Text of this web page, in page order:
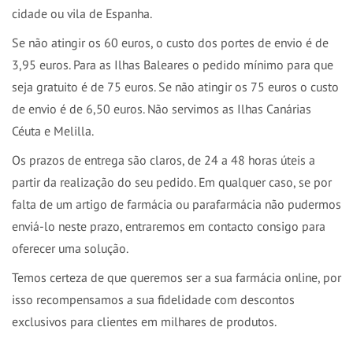
cidade ou vila de Espanha.
Se não atingir os 60 euros, o custo dos portes de envio é de
3,95 euros. Para as Ilhas Baleares o pedido mínimo para que
seja gratuito é de 75 euros. Se não atingir os 75 euros o custo
de envio é de 6,50 euros. Não servimos as Ilhas Canárias
Céuta e Melilla.
Os prazos de entrega são claros, de 24 a 48 horas úteis a
partir da realização do seu pedido. Em qualquer caso, se por
falta de um artigo de farmácia ou parafarmácia não pudermos
enviá-lo neste prazo, entraremos em contacto consigo para
oferecer uma solução.
Temos certeza de que queremos ser a sua farmácia online, por
isso recompensamos a sua fidelidade com descontos
exclusivos para clientes em milhares de produtos.